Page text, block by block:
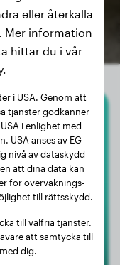
eller återkalla
Mer information
hittar du i vår
i USA. Genom att
tjänster godkänner
i enlighet med
USA anses av EG-
nivå av dataskydd
att dina data kan
för övervaknings-
till rättsskydd.
till valfria tjänster.
att samtycka till
dig.